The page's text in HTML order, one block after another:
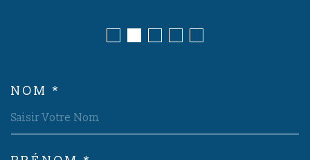
NOM *